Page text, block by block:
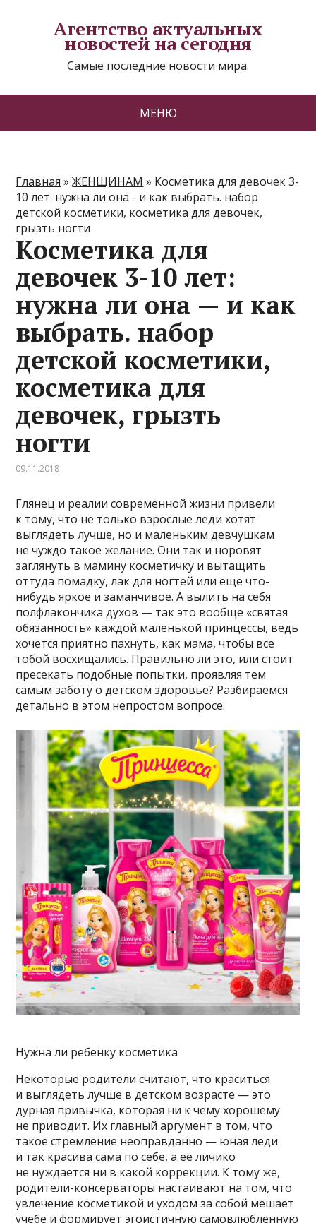
Агентство актуальных
новостей на сегодня
Самые последние новости мира.
МЕНЮ
Главная »ЖЕНЩИНАМ » Косметика для девочек 3-
10 лет: нужна ли она - и как выбрать. набор
детской косметики, косметика для девочек,
грызть ногти
Косметика для
девочек 3-10 лет:
нужна ли она — и как
выбрать. набор
детской косметики,
косметика для
девочек, грызть
ногти
09.11.2018
Глянец и реалии современной жизни привели
к тому, что не только взрослые леди хотят
выглядеть лучше, но и маленьким девчушкам
не чуждо такое желание. Они так и норовят
заглянуть в мамину косметичку и вытащить
оттуда помадку, лак для ногтей или еще что-
нибудь яркое и заманчивое. А вылить на себя
полфлакончика духов — так это вообще «святая
обязанность» каждой маленькой принцессы, ведь
хочется приятно пахнуть, как мама, чтобы все
тобой восхищались. Правильно ли это, или стоит
пресекать подобные попытки, проявляя тем
самым заботу о детском здоровье? Разбираемся
детально в этом непростом вопросе.
Нужна ли ребенку косметика
Некоторые родители считают, что краситься
и выглядеть лучше в детском возрасте — это
дурная привычка, которая ни к чему хорошему
не приводит. Их главный аргумент в том, что
такое стремление неоправданно — юная леди
и так красива сама по себе, а ее личико
не нуждается ни в какой коррекции. К тому же,
родители-консерваторы настаивают на том, что
увлечение косметикой и уходом за собой мешает
учебе и формирует эгоистичную самовлюбленную